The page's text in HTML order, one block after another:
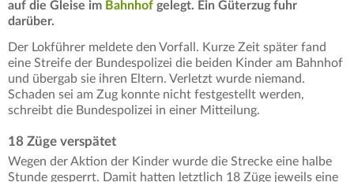
auf die Gleise im Bahnhof gelegt. Ein Güterzug fuhr
darüber.
Der Lokführer meldete den Vorfall. Kurze Zeit später fand
eine Streife der Bundespolizei die beiden Kinder am Bahnhof
und übergab sie ihren Eltern. Verletzt wurde niemand.
Schaden sei am Zug konnte nicht festgestellt werden,
schreibt die Bundespolizei in einer Mitteilung.
18 Züge verspätet
Wegen der Aktion der Kinder wurde die Strecke eine halbe
Stunde gesperrt. Damit hatten letztlich 18 Züge jeweils eine